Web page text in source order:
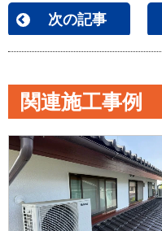
次の記事
関連施工事例